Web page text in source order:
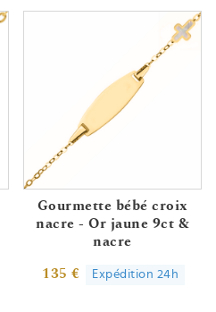
Gourmette bébé croix
nacre - Or jaune 9ct &
nacre
135 € Expédition 24h